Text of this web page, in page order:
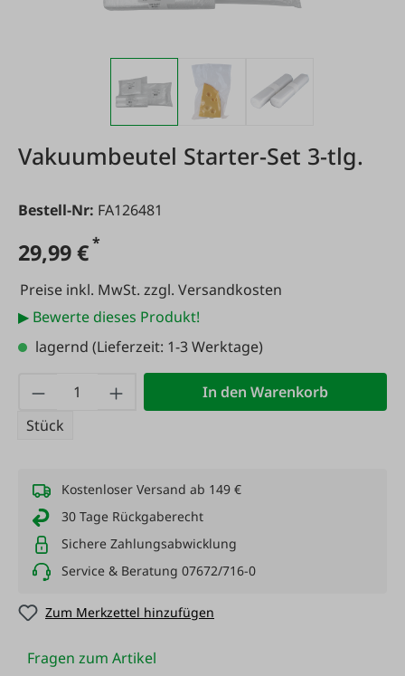
Vakuumbeutel Starter-Set 3-tlg.
Bestell-Nr: FA126481
29,99 €*
Preise inkl. MwSt. zzgl. Versandkosten
▶ Bewerte dieses Produkt!
lagernd (Lieferzeit: 1-3 Werktage)
Produkt Anzahl: Gib den gewünschten
Stück
In den Warenkorb
Kostenloser Versand ab 149 €
30 Tage Rückgaberecht
Sichere Zahlungsabwicklung
Service & Beratung 07672/716-0
Zum Merkzettel hinzufügen
Fragen zum Artikel